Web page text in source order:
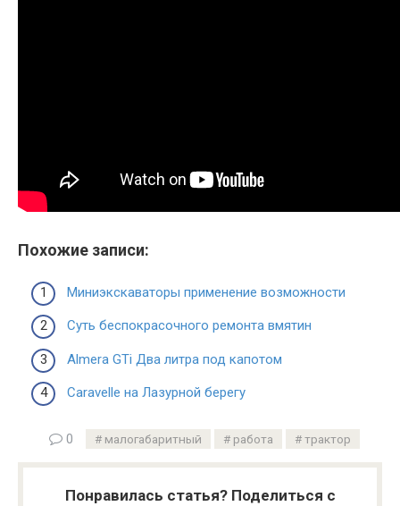
Похожие записи:
Миниэкскаваторы применение возможности
Суть беспокрасочного ремонта вмятин
Almera GTi Два литра под капотом
Caravelle на Лазурной берегу
0 малогабаритный работа трактор
Понравилась статья? Поделиться с